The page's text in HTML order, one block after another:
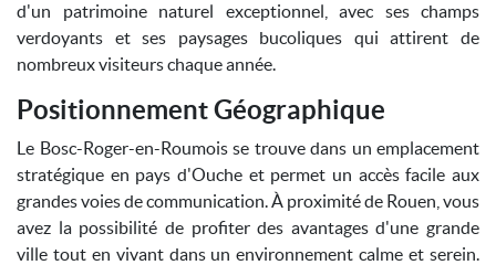
d'un patrimoine naturel exceptionnel, avec ses champs
verdoyants et ses paysages bucoliques qui attirent de
nombreux visiteurs chaque année.
Positionnement Géographique
Le Bosc-Roger-en-Roumois se trouve dans un emplacement
stratégique en pays d'Ouche et permet un accès facile aux
grandes voies de communication. À proximité de Rouen, vous
avez la possibilité de profiter des avantages d'une grande
ville tout en vivant dans un environnement calme et serein.